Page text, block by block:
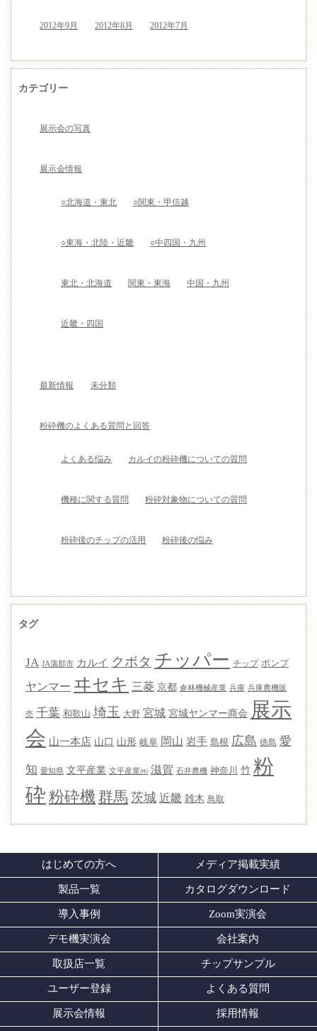
2012年9月 2012年8月 2012年7月
カテゴリー
展示会の写真
展示会情報
○北海道・東北 ○関東・甲信越
○東海・北陸・近畿 ○中四国・九州
東北・北海道 関東・東海 中国・九州
近畿・四国
最新情報 未分類
粉砕機のよくある質問と回答
よくある悩み カルイの粉砕機についての質問
機種に関する質問 粉砕対象物についての質問
粉砕後のチップの活用 粉砕後の悩み
タグ
JA JA蒲郡市 カルイ クボタ チッパー チップ ポンプ
ヤンマー ヰセキ 三菱 京都 倉林機械産業 兵庫 兵庫農機販
売 千葉 和歌山 埼玉 大野 宮城 宮城ヤンマー商会 展示
会 山一本店 山口 山形 岐阜 岡山 岩手 島根 広島 徳島 愛
知 愛知県 文平産業 文平産業㈱ 滋賀 石井農機 神奈川 竹 粉
砕 粉砕機 群馬 茨城 近畿 雑木 鳥取
はじめての方へ メディア掲載実績
製品一覧 カタログダウンロード
導入事例 Zoom実演会
デモ機実演会 会社案内
取扱店一覧 チップサンプル
ユーザー登録 よくある質問
展示会情報 採用情報